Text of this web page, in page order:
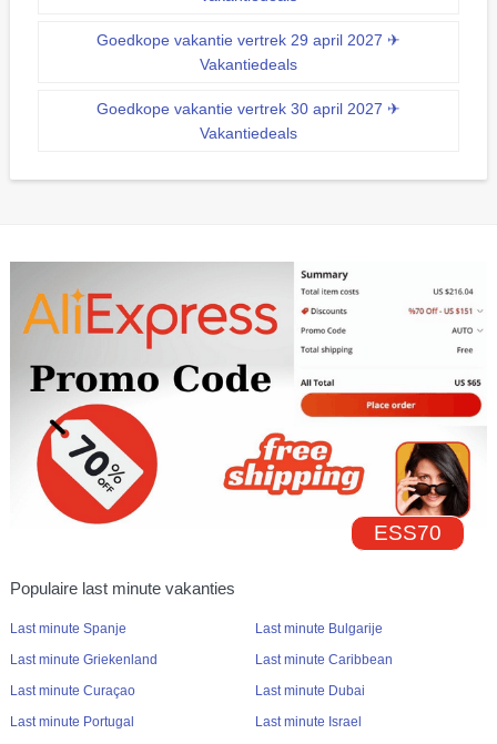
Goedkope vakantie vertrek 29 april 2027 ✈
Vakantiedeals
Goedkope vakantie vertrek 30 april 2027 ✈
Vakantiedeals
ESS70
Populaire last minute vakanties
Last minute Spanje
Last minute Griekenland
Last minute Curaçao
Last minute Portugal
Last minute Bulgarije
Last minute Caribbean
Last minute Dubai
Last minute Israel